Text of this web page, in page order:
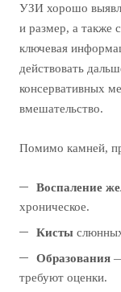
УЗИ хорошо
и размер, а также
ключевая
действовать
консервативных
вмешательство.
Помимо камней,
Воспаление
хроническое.
Кисты
Образования
требуют оценки.